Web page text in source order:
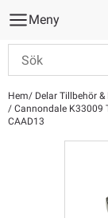
Meny
Hem Delar Tillbehör
Cannondale K33009
CAAD13